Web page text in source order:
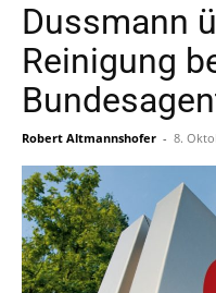
Dussmann
Reinigung
Robert Altmannshofer - 8.